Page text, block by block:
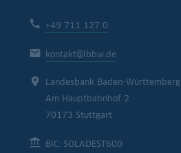
+49 711 127 0
kontakt@lbbw.de
Landesbank Baden-Württemberg
Am Hauptbahnhof 2
70173 Stuttgart
BIC: SOLADEST600